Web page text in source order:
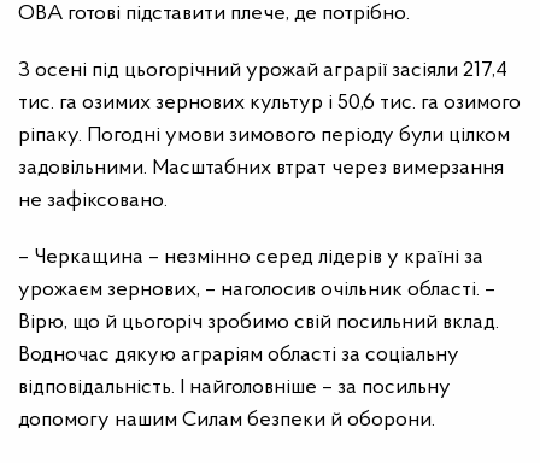
ОВА готові підставити плече, де потрібно.
З осені під цьогорічний урожай аграрії засіяли 217,4
тис. га озимих зернових культур і 50,6 тис. га озимого
ріпаку. Погодні умови зимового періоду були цілком
задовільними. Масштабних втрат через вимерзання
не зафіксовано.
– Черкащина – незмінно серед лідерів у країні за
урожаєм зернових, – наголосив очільник області. –
Вірю, що й цьогоріч зробимо свій посильний вклад.
Водночас дякую аграріям області за соціальну
відповідальність. І найголовніше – за посильну
допомогу нашим Силам безпеки й оборони.